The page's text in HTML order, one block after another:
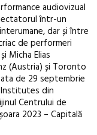
audiovizual
într-un
dar și între
de performeri
Micha Elias
(Austria) și Toronto
de 29 septembrie
Institutes din
Centrului de
2023 – Capitală